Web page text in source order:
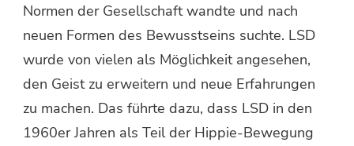
Normen der Gesellschaft wandte und nach
neuen Formen des Bewusstseins suchte. LSD
wurde von vielen als Möglichkeit angesehen,
den Geist zu erweitern und neue Erfahrungen
zu machen. Das führte dazu, dass LSD in den
1960er Jahren als Teil der Hippie-Bewegung